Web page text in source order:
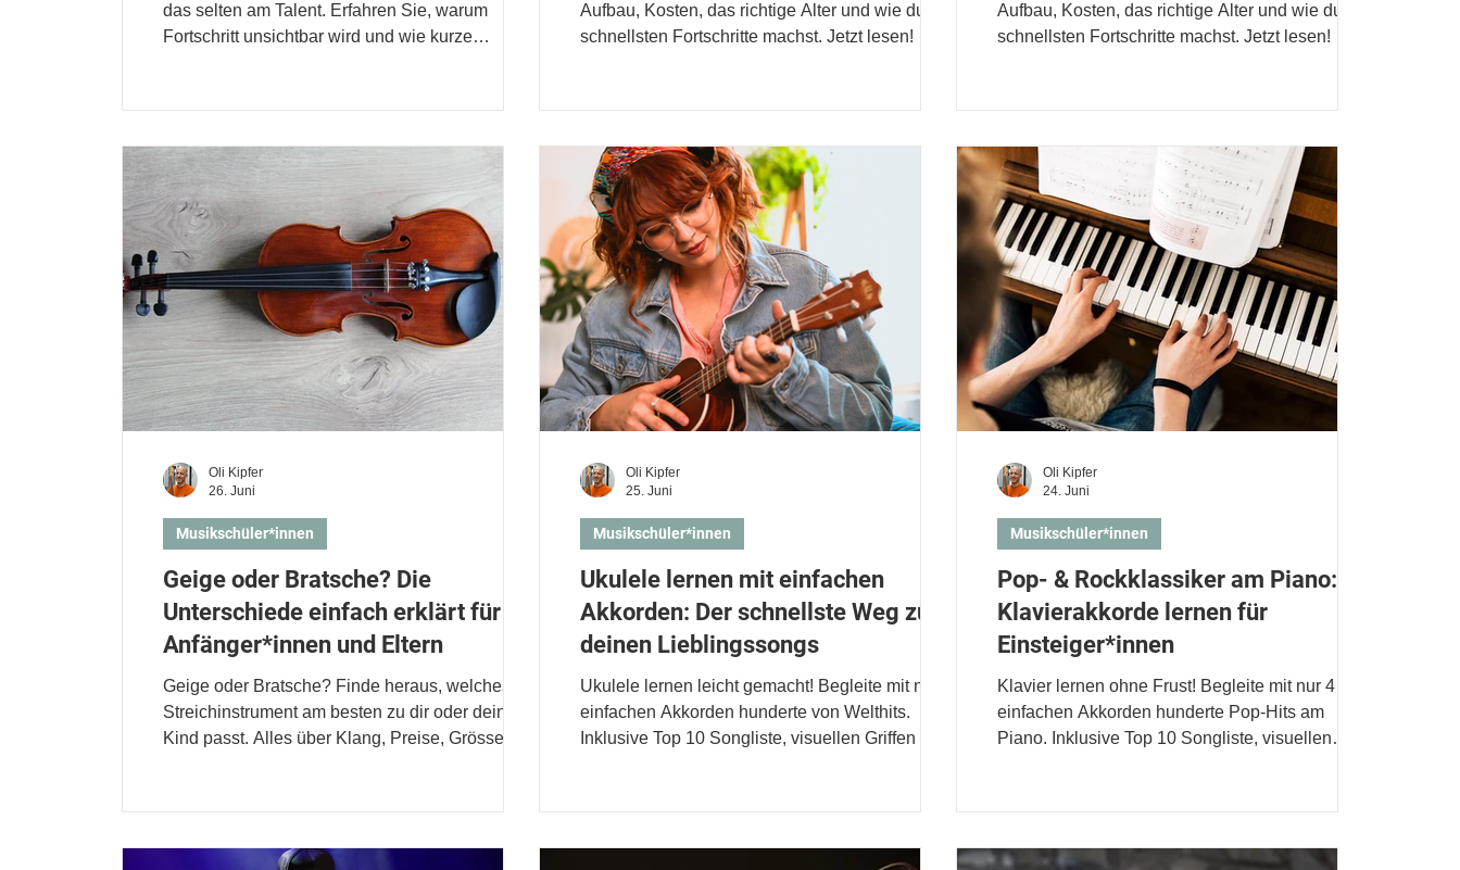
das selten am Talent. Erfahren Sie, warum
Fortschritt unsichtbar wird und wie kurze
Aufbau, Kosten, das richtige Alter und wie du am
schnellsten Fortschritte machst. Jetzt lesen!
Aufbau, Kosten, das richtige Alter und wie du am
schnellsten Fortschritte machst. Jetzt lesen!
Geige oder Bratsche? Die
Unterschiede einfach erklärt für
Anfänger*innen und Eltern
Geige oder Bratsche? Finde heraus, welches
Streichinstrument am besten zu dir oder deinem
Kind passt. Alles über Klang, Preise, Grösse &
Musikschüler*innen
Oli Kipfer
26. Juni
Ukulele lernen mit einfachen
Akkorden: Der schnellste Weg zu
deinen Lieblingssongs
Ukulele lernen leicht gemacht! Begleite mit nur 4
einfachen Akkorden hunderte von Welthits.
Inklusive Top 10 Songliste, visuellen Griffen und
Musikschüler*innen
Oli Kipfer
25. Juni
Pop- & Rockklassiker am Piano:
Klavierakkorde lernen für
Einsteiger*innen
Klavier lernen ohne Frust! Begleite mit nur 4
einfachen Akkorden hunderte Pop-Hits am
Piano. Inklusive Top 10 Songliste, visuellen
Musikschüler*innen
Oli Kipfer
24. Juni